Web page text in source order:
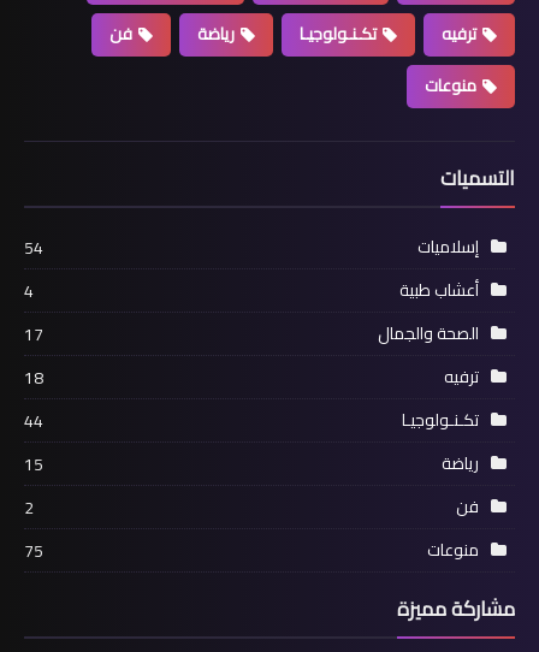
ترفيه
تكـنـولوجيـا رياضة
فن
منوعات
التسميات
إسلاميات
54
أعشاب طبية
4
الصحة والجمال
17
ترفيه
18
تكـنـولوجيـا
44
رياضة
15
فن
2
منوعات
75
مشاركة مميزة